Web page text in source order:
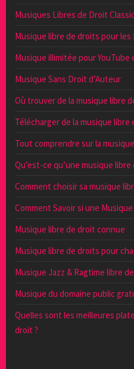
Musiques Libres de Droit
Musique libre de droits pour les
Musique illimitée pour YouTube
Musique Sans Droit d’Auteur
Où trouver de la musique libre
Télécharger de la musique
Tout comprendre sur la
Qu’est-ce qu’une musique libre
Comment choisir sa musique
Comment Savoir si une
Musique libre de droit connue
Musique libre de droits pour
Musique Jazz & Ragtime libre
Musique du domaine public
Quelles sont les meilleures
droit ?